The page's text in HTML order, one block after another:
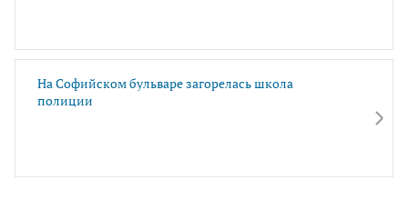
На Софийском бульваре загорелась школа
полиции